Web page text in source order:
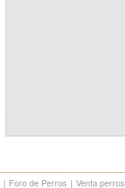
| Foro de Perros | Venta perros